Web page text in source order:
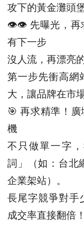
攻下的黃金灘頭堡
👁️‍👁️‍ 先曝光，再
有下一步
沒人流，再漂亮
第一步先衝高網
大，讓品牌在市
🎯 再求精準！
機
不只做單一字
詞」（如：台北
企業架站）。
長尾字競爭對手
成交率直接翻倍！